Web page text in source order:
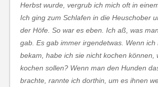
Herbst wurde, vergrub ich mich oft in
Ich ging zum Schlafen in die Heuschober
der Höfe. So war es eben. Ich aß, was
gab. Es gab immer irgendetwas. Wenn ich
bekam, habe ich sie nicht kochen können,
kochen sollen? Wenn man den Hunden
brachte, rannte ich dorthin, um es ihnen